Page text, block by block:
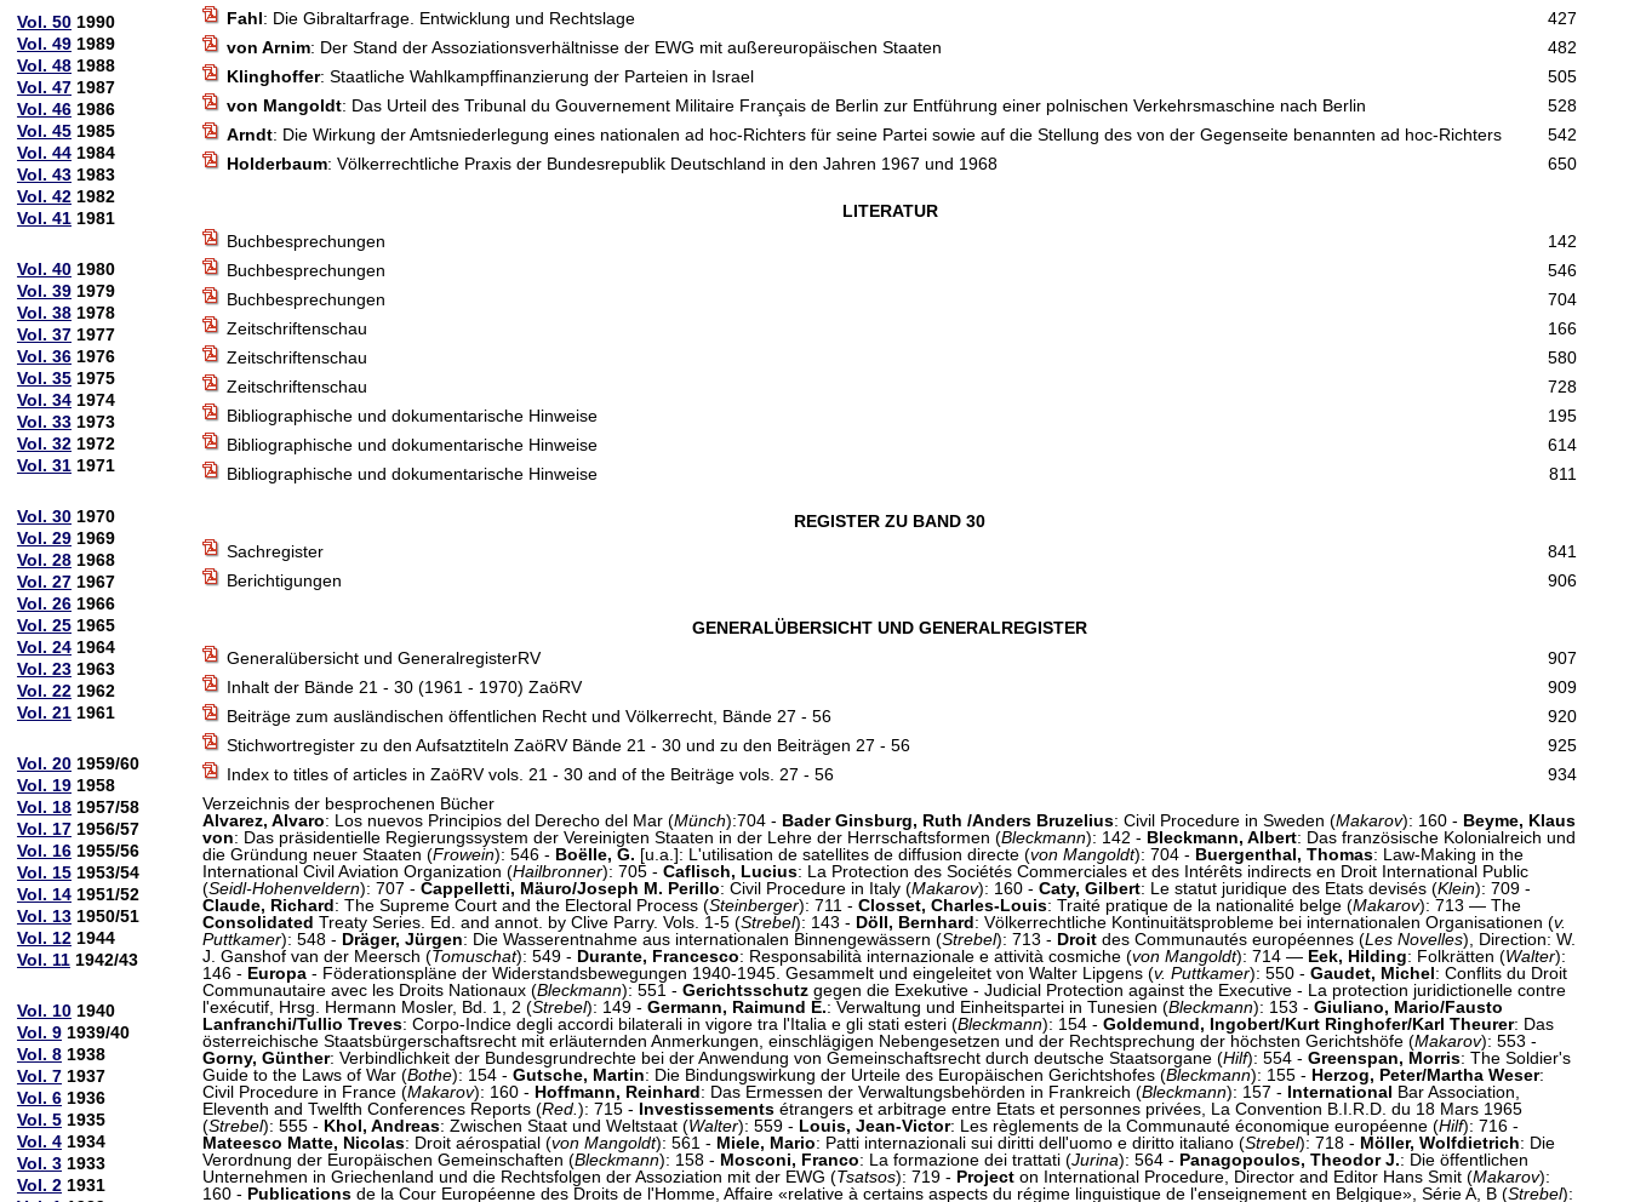
Vol. 50 1990
Vol. 49 1989
Vol. 48 1988
Vol. 47 1987
Vol. 46 1986
Vol. 45 1985
Vol. 44 1984
Vol. 43 1983
Vol. 42 1982
Vol. 41 1981
Vol. 40 1980
Vol. 39 1979
Vol. 38 1978
Vol. 37 1977
Vol. 36 1976
Vol. 35 1975
Vol. 34 1974
Vol. 33 1973
Vol. 32 1972
Vol. 31 1971
Vol. 30 1970
Vol. 29 1969
Vol. 28 1968
Vol. 27 1967
Vol. 26 1966
Vol. 25 1965
Vol. 24 1964
Vol. 23 1963
Vol. 22 1962
Vol. 21 1961
Vol. 20 1959/60
Vol. 19 1958
Vol. 18 1957/58
Vol. 17 1956/57
Vol. 16 1955/56
Vol. 15 1953/54
Vol. 14 1951/52
Vol. 13 1950/51
Vol. 12 1944
Vol. 11 1942/43
Vol. 10 1940
Vol. 9 1939/40
Vol. 8 1938
Vol. 7 1937
Vol. 6 1936
Vol. 5 1935
Vol. 4 1934
Vol. 3 1933
Vol. 2 1931
Fahl: Die Gibraltarfrage. Entwicklung und Rechtslage
427
von Arnim: Der Stand der Assoziationsverhältnisse der EWG mit außereuropäischen Staaten
482
Klinghoffer: Staatliche Wahlkampffinanzierung der Parteien in Israel
505
von Mangoldt: Das Urteil des Tribunal du Gouvernement Militaire Français de Berlin zur Entführung einer polnischen Verkehrsmaschine nach Berlin
528
Arndt: Die Wirkung der Amtsniederlegung eines nationalen ad hoc-Richters für seine Partei sowie auf die Stellung des von der Gegenseite benannten ad hoc-Richters
542
Holderbaum: Völkerrechtliche Praxis der Bundesrepublik Deutschland in den Jahren 1967 und 1968 650
LITERATUR
Buchbesprechungen
142
Buchbesprechungen
546
Buchbesprechungen
704
Zeitschriftenschau
166
Zeitschriftenschau
580
Zeitschriftenschau
728
Bibliographische und dokumentarische Hinweise
195
Bibliographische und dokumentarische Hinweise
614
Bibliographische und dokumentarische Hinweise
811
REGISTER ZU BAND 30
Sachregister
841
Berichtigungen
906
GENERALÜBERSICHT UND GENERALREGISTER
Generalübersicht und GeneralregisterRV
907
Inhalt der Bände 21 - 30 (1961 - 1970) ZaöRV
909
Beiträge zum ausländischen öffentlichen Recht und Völkerrecht, Bände 27 - 56
920
Stichwortregister zu den Aufsatztiteln ZaöRV Bände 21 - 30 und zu den Beiträgen 27 - 56
925
Index to titles of articles in ZaöRV vols. 21 - 30 and of the Beiträge vols. 27 - 56
934
Verzeichnis der besprochenen Bücher
Alvarez, Alvaro: Los nuevos Principios del Derecho del Mar (Münch):704 - Bader Ginsburg, Ruth /Anders Bruzelius: Civil Procedure in Sweden (Makarov): 160 - Beyme, Klaus
von: Das präsidentielle Regierungssystem der Vereinigten Staaten in der Lehre der Herrschaftsformen (Bleckmann): 142 - Bleckmann, Albert: Das französische Kolonialreich und
die Gründung neuer Staaten (Frowein): 546 - Boëlle, G. [u.a.]: L'utilisation de satellites de diffusion directe (von Mangoldt): 704 - Buergenthal, Thomas: Law-Making in the
International Civil Aviation Organization (Hailbronner): 705 - Caflisch, Lucius: La Protection des Sociétés Commerciales et des Intérêts indirects en Droit International Public
(Seidl-Hohenveldern): 707 - Cappelletti, Mäuro/Joseph M. Perillo: Civil Procedure in Italy (Makarov): 160 - Caty, Gilbert: Le statut juridique des Etats devisés (Klein): 709 -
Claude, Richard: The Supreme Court and the Electoral Process (Steinberger): 711 - Closset, Charles-Louis: Traité pratique de la nationalité belge (Makarov): 713 — The
Consolidated Treaty Series. Ed. and annot. by Clive Parry. Vols. 1-5 (Strebel): 143 - Döll, Bernhard: Völkerrechtliche Kontinuitätsprobleme bei internationalen Organisationen (v.
Puttkamer): 548 - Dräger, Jürgen: Die Wasserentnahme aus internationalen Binnengewässern (Strebel): 713 - Droit des Communautés européennes (Les Novelles), Direction: W.
J. Ganshof van der Meersch (Tomuschat): 549 - Durante, Francesco: Responsabilità internazionale e attività cosmiche (von Mangoldt): 714 — Eek, Hilding: Folkrätten (Walter):
146 - Europa - Föderationspläne der Widerstandsbewegungen 1940-1945. Gesammelt und eingeleitet von Walter Lipgens (v. Puttkamer): 550 - Gaudet, Michel: Conflits du Droit
Communautaire avec les Droits Nationaux (Bleckmann): 551 - Gerichtsschutz gegen die Exekutive - Judicial Protection against the Executive - La protection juridictionelle contre
l'exécutif, Hrsg. Hermann Mosler, Bd. 1, 2 (Strebel): 149 - Germann, Raimund E.: Verwaltung und Einheitspartei in Tunesien (Bleckmann): 153 - Giuliano, Mario/Fausto
Lanfranchi/Tullio Treves: Corpo-Indice degli accordi bilaterali in vigore tra l'Italia e gli stati esteri (Bleckmann): 154 - Goldemund, Ingobert/Kurt Ringhofer/Karl Theurer: Das
österreichische Staatsbürgerschaftsrecht mit erläuternden Anmerkungen, einschlägigen Nebengesetzen und der Rechtsprechung der höchsten Gerichtshöfe (Makarov): 553 -
Gorny, Günther: Verbindlichkeit der Bundesgrundrechte bei der Anwendung von Gemeinschaftsrecht durch deutsche Staatsorgane (Hilf): 554 - Greenspan, Morris: The Soldier's
Guide to the Laws of War (Bothe): 154 - Gutsche, Martin: Die Bindungswirkung der Urteile des Europäischen Gerichtshofes (Bleckmann): 155 - Herzog, Peter/Martha Weser:
Civil Procedure in France (Makarov): 160 - Hoffmann, Reinhard: Das Ermessen der Verwaltungsbehörden in Frankreich (Bleckmann): 157 - International Bar Association,
Eleventh and Twelfth Conferences Reports (Red. ): 715 - Investissements étrangers et arbitrage entre Etats et personnes privées, La Convention B.I.R.D. du 18 Mars 1965
(Strebel): 555 - Khol, Andreas: Zwischen Staat und Weltstaat (Walter): 559 - Louis, Jean-Victor: Les règlements de la Communauté économique européenne (Hilf): 716 -
Mateesco Matte, Nicolas: Droit aérospatial (von Mangoldt): 561 - Miele, Mario: Patti internazionali sui diritti dell'uomo e diritto italiano (Strebel): 718 - Möller, Wolfdietrich: Die
Verordnung der Europäischen Gemeinschaften (Bleckmann): 158 - Mosconi, Franco: La formazione dei trattati (Jurina): 564 - Panagopoulos, Theodor J.: Die öffentlichen
Unternehmen in Griechenland und die Rechtsfolgen der Assoziation mit der EWG (Tsatsos): 719 - Project on International Procedure, Director and Editor Hans Smit (Makarov):
160 - Publications de la Cour Européenne des Droits de l'Homme, Affaire «relative à certains aspects du régime linguistique de l'enseignement en Belgique», Série A, B (Strebel):